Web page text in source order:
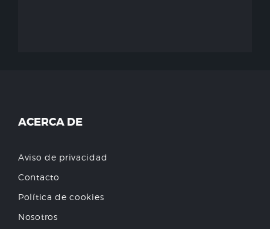
ACERCA DE
Aviso de privacidad
Contacto
Política de cookies
Nosotros